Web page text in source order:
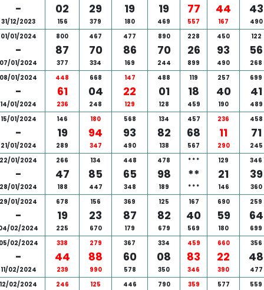
-
31/12/2023
02
156
29
379
19
180
19
469
77
557
44
167
43
490
01/01/2024
-
07/01/2024
800
87
377
467
70
334
477
86
169
890
70
244
228
26
899
450
93
490
122
56
268
08/01/2024
-
14/01/2024
448
61
236
668
04
248
147
22
129
488
01
128
119
18
459
257
40
190
699
41
489
15/01/2024
-
21/01/2024
146
19
289
180
94
347
568
93
490
134
82
138
457
68
567
236
11
290
458
71
245
22/01/2024
-
28/01/2024
266
47
188
134
85
447
448
65
348
478
98
189
* * *
**
* * *
129
21
146
346
39
360
29/01/2024
-
02/2024
678
19
225
156
23
670
369
87
179
125
82
679
167
40
569
690
59
180
259
64
699
02/2024
-
11/02/2024
338
44
239
279
88
990
367
60
578
334
08
350
459
83
346
660
22
390
356
48
477
12/02/2024
246 125 446 790 359 577 559